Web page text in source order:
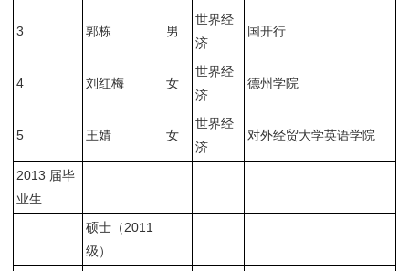
3 郭栋 男
世界经
济
国开行
4 刘红梅 女
世界经
济
德州学院
5 王婧 女
世界经
济
对外经贸大学英语学院
2013 届毕
业生
硕士（2011
级）